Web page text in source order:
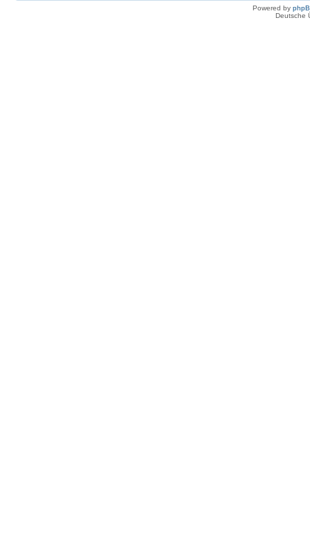
Powered by
Deutsche